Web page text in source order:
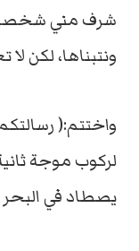
شرف مني
ونتبناها، لكن
واختتم:(
لركوب موجة
يصطاد في